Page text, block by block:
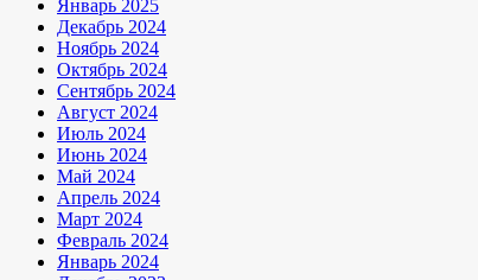
Январь 2025
Декабрь 2024
Ноябрь 2024
Октябрь 2024
Сентябрь 2024
Август 2024
Июль 2024
Июнь 2024
Май 2024
Апрель 2024
Март 2024
Февраль 2024
Январь 2024